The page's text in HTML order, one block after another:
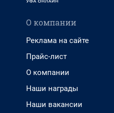
О компании
Реклама на сайте
Прайс-лист
О компании
Наши награды
Наши вакансии